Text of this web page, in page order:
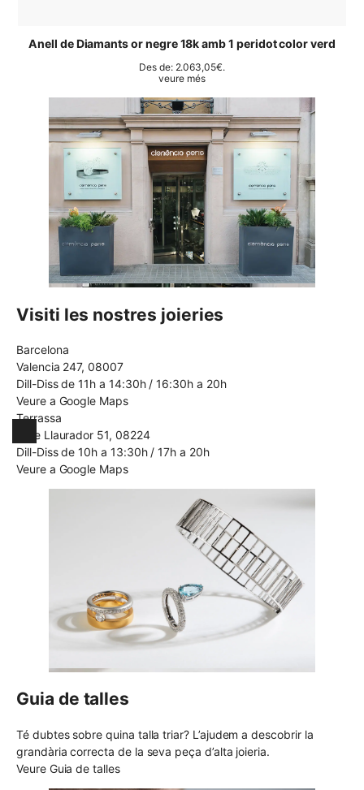
Anell de Diamants or negre 18k amb 1 peridot color verd
Des de: 2.063,05€.
veure més
Visiti les nostres joieries
Barcelona
Valencia 247, 08007
Dill-Diss de 11h a 14:30h / 16:30h a 20h
Veure a Google Maps
Terrassa
Pare Llaurador 51, 08224
Dill-Diss de 10h a 13:30h / 17h a 20h
Veure a Google Maps
Guia de talles
Té dubtes sobre quina talla triar? L’ajudem a descobrir la
grandària correcta de la seva peça d’alta joieria.
Veure Guia de talles